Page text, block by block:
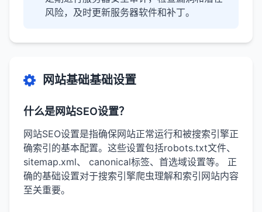
风险，及时更新服务器软件和补丁。
网站基础基础设置
什么是网站SEO设置？
网站SEO设置是指确保网站正常运行和被搜索引擎正
确索引的基本配置。这些设置包括robots.txt文件、
sitemap.xml、 canonical标签、首选域设置等。 正
确的基础设置对于搜索引擎爬虫理解和索引网站内容
至关重要。